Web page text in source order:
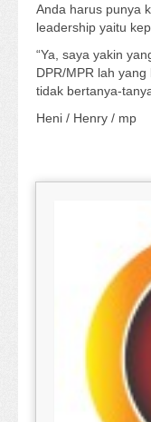
Anda harus punya
leadership yaitu
“Ya, saya yakin
DPR/MPR lah
tidak bertanya-
Heni / Henry / mp